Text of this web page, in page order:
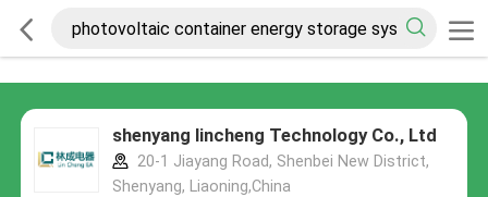
shenyang lincheng Technology Co., Ltd
20-1 Jiayang Road, Shenbei New District,
Shenyang, Liaoning,China